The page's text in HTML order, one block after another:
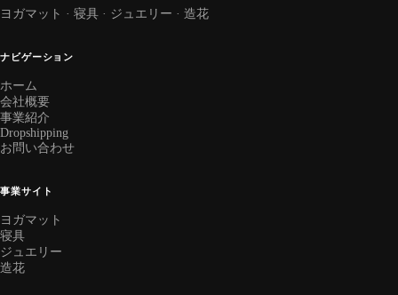
ヨガマット · 寝具 · ジュエリー · 造花
ナビゲーション
ホーム
会社概要
事業紹介
Dropshipping
お問い合わせ
事業サイト
ヨガマット
寝具
ジュエリー
造花